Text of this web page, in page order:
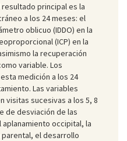
resultado principal es la
a los 24 meses: el
oblicuo (IDDO) en la
(ICP) en la
la recuperación
variable. Los
medición a los 24
Las variables
visitas sucesivas a los 5, 8
de desviación de las
occipital, la
el desarrollo